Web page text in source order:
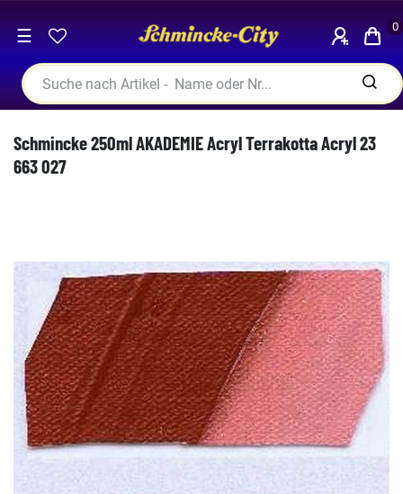
☰ 0
Schmincke 250ml AKADEMIE Acryl Terrakotta Acryl 23
663 027